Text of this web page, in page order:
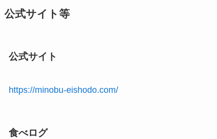
公式サイト等
公式サイト
https://minobu-eishodo.com/
食べログ